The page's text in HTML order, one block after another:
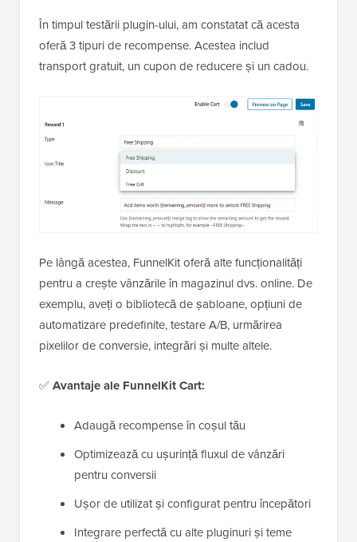
În timpul testării plugin-ului, am constatat că acesta
oferă 3 tipuri de recompense. Acestea includ
transport gratuit, un cupon de reducere și un cadou.
Pe lângă acestea, FunnelKit oferă alte funcționalități
pentru a crește vânzările în magazinul dvs. online. De
exemplu, aveți o bibliotecă de șabloane, opțiuni de
automatizare predefinite, testare A/B, urmărirea
pixelilor de conversie, integrări și multe altele.
✅Avantaje ale FunnelKit Cart:
Adaugă recompense în coșul tău
Optimizează cu ușurință fluxul de vânzări
pentru conversii
Ușor de utilizat și configurat pentru începători
Integrare perfectă cu alte pluginuri și teme